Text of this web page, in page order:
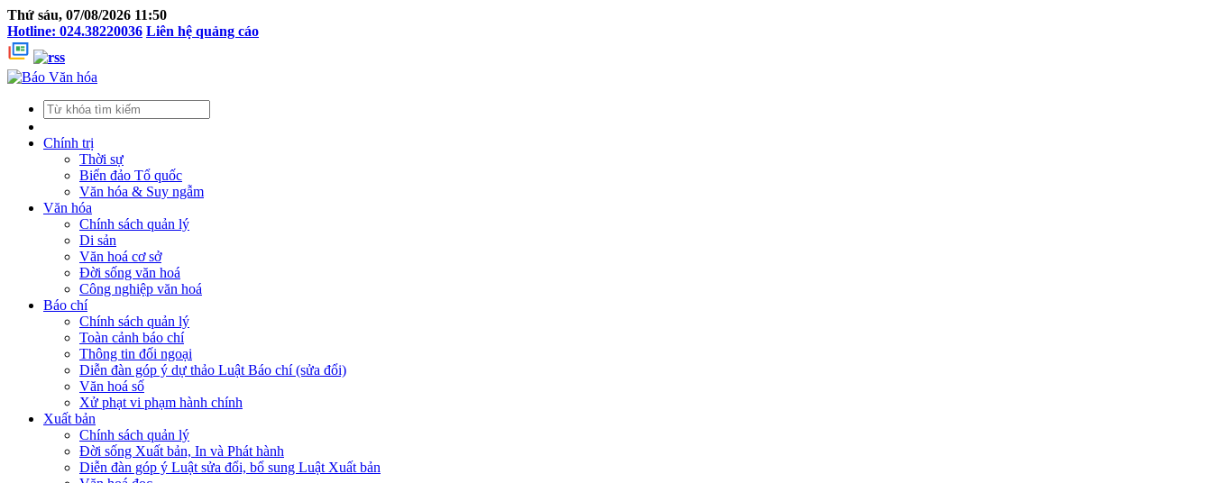
Thứ sáu, 07/08/2026 11:50
Hotline: 024.38220036 Liên hệ quảng cáo
Chính trị
Thời sự
Biển đảo Tổ quốc
Văn hóa & Suy ngẫm
Văn hóa
Chính sách quản lý
Di sản
Văn hoá cơ sở
Đời sống văn hoá
Công nghiệp văn hoá
Báo chí
Chính sách quản lý
Toàn cảnh báo chí
Thông tin đối ngoại
Diễn đàn góp ý dự thảo Luật Báo chí (sửa đổi)
Văn hoá số
Xử phạt vi phạm hành chính
Xuất bản
Chính sách quản lý
Đời sống Xuất bản, In và Phát hành
Diễn đàn góp ý Luật sửa đổi, bổ sung Luật Xuất bản